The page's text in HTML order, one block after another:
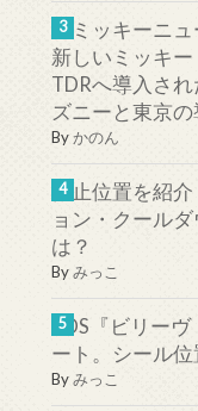
【ミッキーニ
新しいミッキ
TDRへ導入さ
ズニーと東京
Byかのん
停止位置を紹
ョン・クール
は？
Byみっこ
TDS『ビリー
ート。シール
Byみっこ